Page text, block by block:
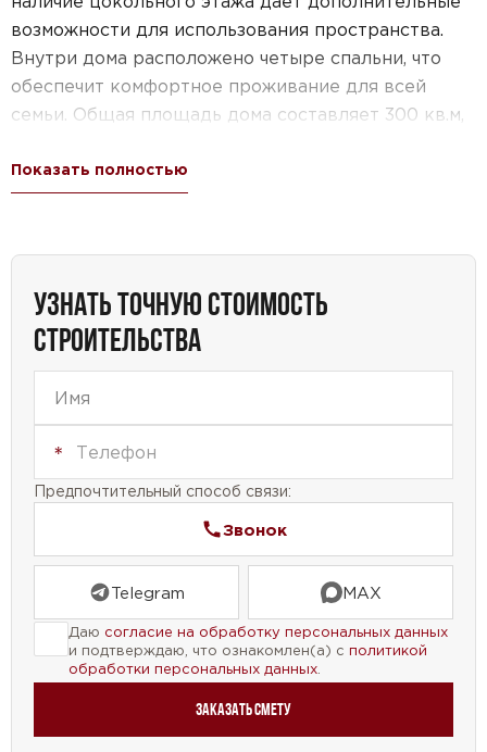
возможности для использования пространства.
Внутри дома расположено четыре спальни, что
обеспечит комфортное проживание для всей
семьи. Общая площадь дома составляет 300 кв.м,
обстановку. Проект дома №33-11 отличается
функциональностью и удобством, идеально
Показать полностью
УЗНАТЬ ТОЧНУЮ СТОИМОСТЬ
СТРОИТЕЛЬСТВА
Предпочтительный способ связи:
Звонок
Telegram MAX
Даю согласие на обработку персональных данных
и подтверждаю, что ознакомлен(а) с политикой
обработки персональных данных.
Заказать смету